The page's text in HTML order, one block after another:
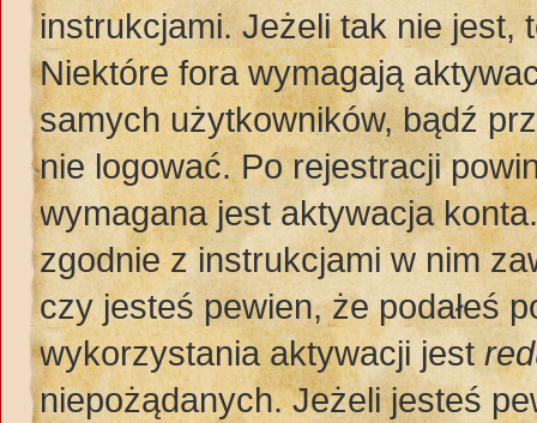
instrukcjami. Jeżeli tak nie jest,
Niektóre fora wymagają
samych użytkowników, bądź
nie logować. Po rejestracji
wymagana jest aktywacja
zgodnie z instrukcjami w nim
czy jesteś pewien, że podałeś
wykorzystania aktywacji jest
niepożądanych. Jeżeli jesteś